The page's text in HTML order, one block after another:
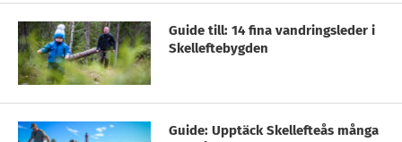
Guide till: 14 fina vandringsleder i
Skelleftebygden
Guide: Upptäck Skellefteås många